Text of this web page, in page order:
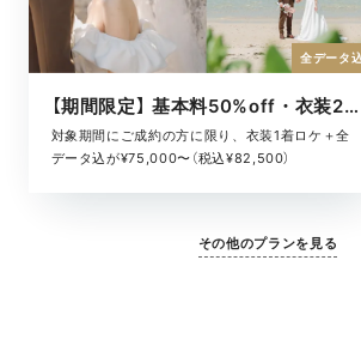
【期間限定】 基本料50%off・衣装2着ロケ
対象期間にご成約の方に限り、衣装1着ロケ＋全
データ込が¥75,000〜（税込¥82,500）
全データ
その他のプランを見る